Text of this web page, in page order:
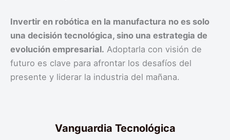
Invertir en robótica en la manufactura no es solo
una decisión tecnológica, sino una estrategia de
evolución empresarial. Adoptarla con visión de
futuro es clave para afrontar los desafíos del
presente y liderar la industria del mañana.
Vanguardia Tecnológica